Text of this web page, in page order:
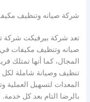
شركة صيانه وتنظيف
تعد شركة بيرفيكت
صيانه وتنظيف مكيفات
المجال، كما أنها تمتلك
تنظيف وصيانة شاملة لكل
المعدات لتسهيل العملية
بالرضا التام بعد كل